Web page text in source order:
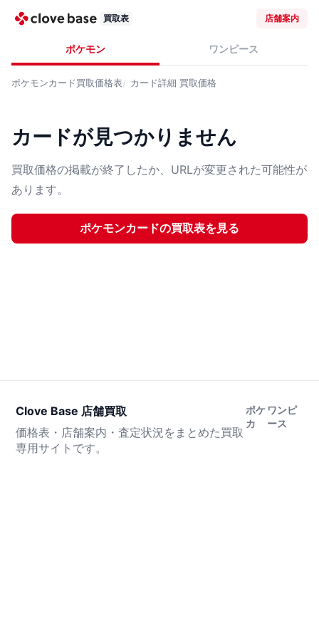
買取表 店舗案内
ポケモン ワンピース
ポケモンカード買取価格表 カード詳細 買取価格
カードが見つかりません
買取価格の掲載が終了したか、URLが変更された可能性が
あります。
ポケモンカードの買取表を見る
Clove Base 店舗買取
価格表・店舗案内・査定状況をまとめた買取
専用サイトです。
ポケ
カ
ワンピ
ース